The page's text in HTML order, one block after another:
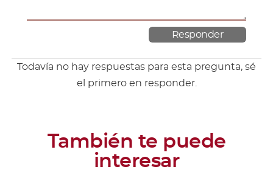
Todavía no hay respuestas para esta pregunta, sé
el primero en responder.